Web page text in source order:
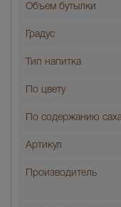
Объем бутылки
Градус
Тип напитка
По цвету
По содержанию
Артикул
Производитель